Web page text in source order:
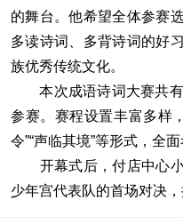
的舞台。他希望全体参赛
多读诗词、多背诗词的好
族优秀传统文化。
本次成语诗词大赛共有
参赛。赛程设置丰富多样
令”“声临其境”等形式，全
开幕式后，付店中心小
少年宫代表队的首场对决